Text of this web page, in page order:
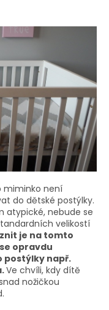
miminko není
do dětské postýlky.
atypické, nebude se
velikostí
je na tomto
opravdu
postýlky např.
Ve chvíli, kdy dítě
nožičkou